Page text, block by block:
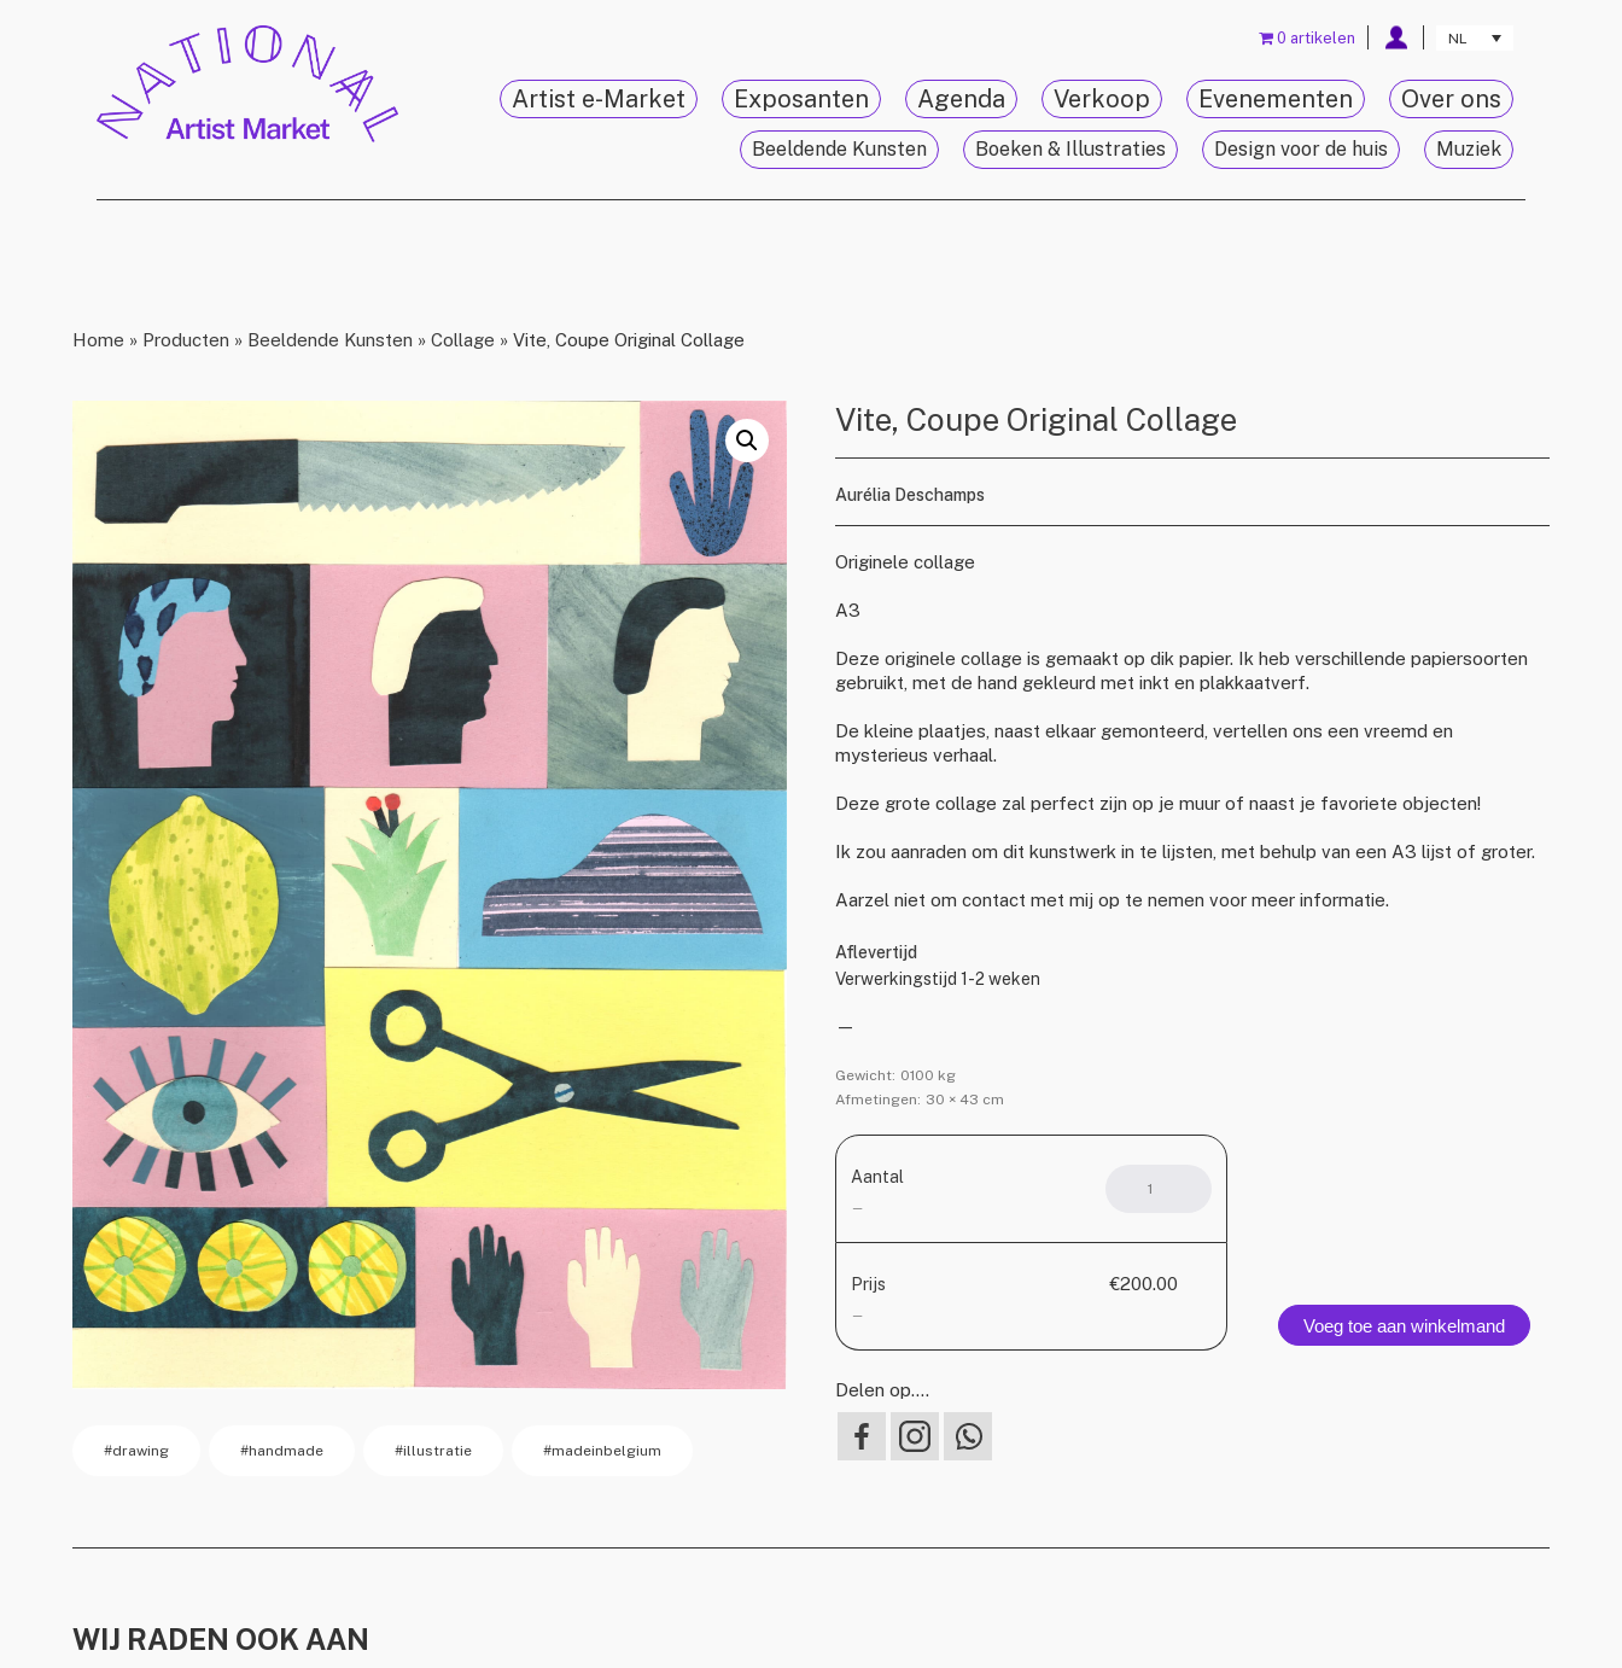
NL
0 artikelen
Over ons
Evenementen
Verkoop
Agenda
Exposanten
Artist e-Market
Beeldende Kunsten Boeken & Illustraties Design voor de huis Muziek
Home » Producten » Beeldende Kunsten » Collage » Vite, Coupe Original Collage
#drawing #handmade #illustratie #madeinbelgium
Vite, Coupe Original Collage
Aurélia Deschamps
Originele collage
A3
Deze originele collage is gemaakt op dik papier. Ik heb verschillende papiersoorten
gebruikt, met de hand gekleurd met inkt en plakkaatverf.
De kleine plaatjes, naast elkaar gemonteerd, vertellen ons een vreemd en
mysterieus verhaal.
Deze grote collage zal perfect zijn op je muur of naast je favoriete objecten!
Ik zou aanraden om dit kunstwerk in te lijsten, met behulp van een A3 lijst of groter.
Aarzel niet om contact met mij op te nemen voor meer informatie.
Aflevertijd
Verwerkingstijd 1-2 weken
—
Gewicht: 0100 kg
Afmetingen: 30 × 43 cm
Aantal
—
Collage
Prijs
—
€200.00
Voeg toe aan winkelmand
Delen op….
WIJ RADEN OOK AAN